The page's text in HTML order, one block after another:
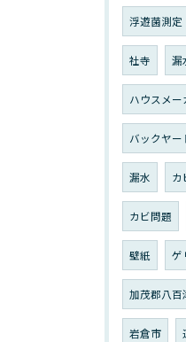
浮遊菌測定
社寺 漏
ハウスメー
バックヤー
漏水 カ
カビ問題
壁紙 ゲ
加茂郡八百
岩倉市